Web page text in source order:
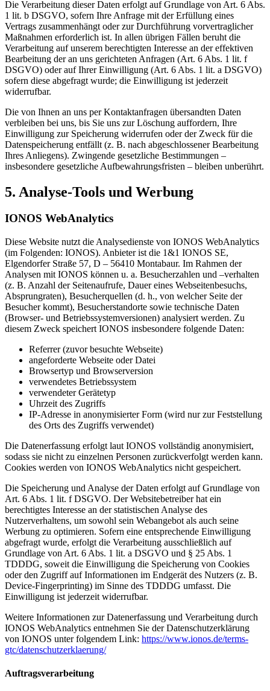
Die Verarbeitung dieser Daten erfolgt auf Grundlage von Art. 6 Abs.
1 lit. b DSGVO, sofern Ihre Anfrage mit der Erfüllung eines
Vertrags zusammenhängt oder zur Durchführung vorvertraglicher
Maßnahmen erforderlich ist. In allen übrigen Fällen beruht die
Verarbeitung auf unserem berechtigten Interesse an der effektiven
Bearbeitung der an uns gerichteten Anfragen (Art. 6 Abs. 1 lit. f
DSGVO) oder auf Ihrer Einwilligung (Art. 6 Abs. 1 lit. a DSGVO)
sofern diese abgefragt wurde; die Einwilligung ist jederzeit
widerrufbar.
Die von Ihnen an uns per Kontaktanfragen übersandten Daten
verbleiben bei uns, bis Sie uns zur Löschung auffordern, Ihre
Einwilligung zur Speicherung widerrufen oder der Zweck für die
Datenspeicherung entfällt (z. B. nach abgeschlossener Bearbeitung
Ihres Anliegens). Zwingende gesetzliche Bestimmungen –
insbesondere gesetzliche Aufbewahrungsfristen – bleiben unberührt.
5. Analyse-Tools und Werbung
IONOS WebAnalytics
Diese Website nutzt die Analysedienste von IONOS WebAnalytics
(im Folgenden: IONOS). Anbieter ist die 1&1 IONOS SE,
Elgendorfer Straße 57, D – 56410 Montabaur. Im Rahmen der
Analysen mit IONOS können u. a. Besucherzahlen und –verhalten
(z. B. Anzahl der Seitenaufrufe, Dauer eines Webseitenbesuchs,
Absprungraten), Besucherquellen (d. h., von welcher Seite der
Besucher kommt), Besucherstandorte sowie technische Daten
(Browser- und Betriebssystemversionen) analysiert werden. Zu
diesem Zweck speichert IONOS insbesondere folgende Daten:
Referrer (zuvor besuchte Webseite)
angeforderte Webseite oder Datei
Browsertyp und Browserversion
verwendetes Betriebssystem
verwendeter Gerätetyp
Uhrzeit des Zugriffs
IP-Adresse in anonymisierter Form (wird nur zur Feststellung
des Orts des Zugriffs verwendet)
Die Datenerfassung erfolgt laut IONOS vollständig anonymisiert,
sodass sie nicht zu einzelnen Personen zurückverfolgt werden kann.
Cookies werden von IONOS WebAnalytics nicht gespeichert.
Die Speicherung und Analyse der Daten erfolgt auf Grundlage von
Art. 6 Abs. 1 lit. f DSGVO. Der Websitebetreiber hat ein
berechtigtes Interesse an der statistischen Analyse des
Nutzerverhaltens, um sowohl sein Webangebot als auch seine
Werbung zu optimieren. Sofern eine entsprechende Einwilligung
abgefragt wurde, erfolgt die Verarbeitung ausschließlich auf
Grundlage von Art. 6 Abs. 1 lit. a DSGVO und § 25 Abs. 1
TDDDG, soweit die Einwilligung die Speicherung von Cookies
oder den Zugriff auf Informationen im Endgerät des Nutzers (z. B.
Device-Fingerprinting) im Sinne des TDDDG umfasst. Die
Einwilligung ist jederzeit widerrufbar.
Weitere Informationen zur Datenerfassung und Verarbeitung durch
IONOS WebAnalytics entnehmen Sie der Datenschutzerklärung
von IONOS unter folgendem Link: https://www.ionos.de/terms-
gtc/datenschutzerklaerung/
Auftragsverarbeitung